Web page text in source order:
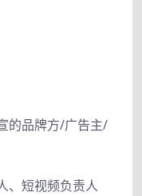
的品牌方/广告主/
、短视频负责人